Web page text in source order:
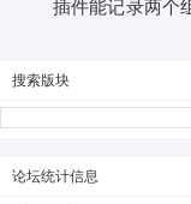
插件能记录两个
搜索版块
搜
索：
论坛统计信息